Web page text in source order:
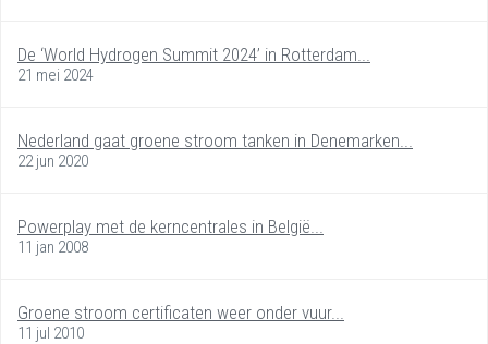
De ‘World Hydrogen Summit 2024’ in Rotterdam...
21 mei 2024
Nederland gaat groene stroom tanken in Denemarken...
22 jun 2020
Powerplay met de kerncentrales in België...
11 jan 2008
Groene stroom certificaten weer onder vuur...
11 jul 2010